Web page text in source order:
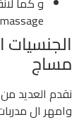
massage البرايفت ال منزلية ولا بفندق ايضا
مساج
نقدم العديد
وامهر ال